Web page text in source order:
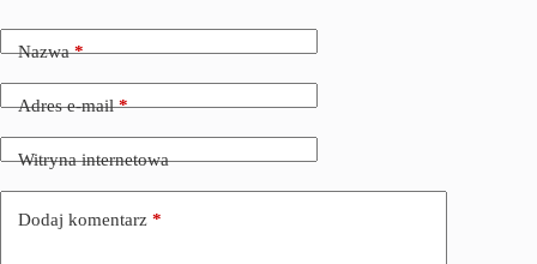
Nazwa*
Adres e-mail*
Witryna internetowa
Dodaj komentarz *